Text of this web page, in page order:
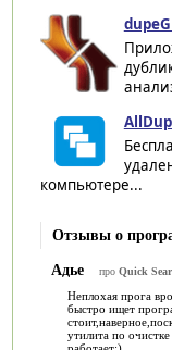
компьютере...
Отзывы о
Адье
про Quick
Неплохая прога
быстро ищет
утилита по